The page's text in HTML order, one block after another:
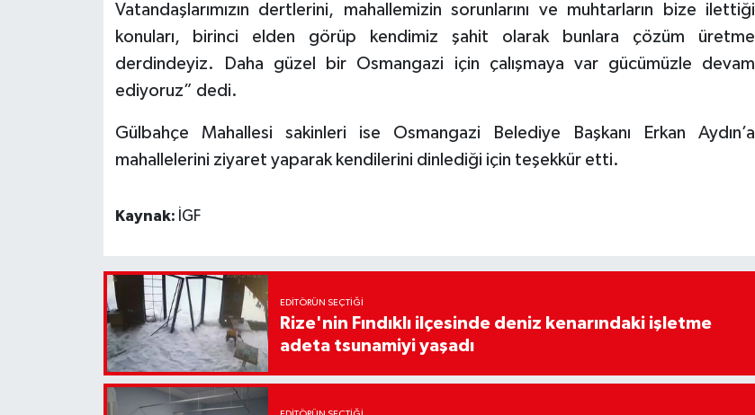
Vatandaşlarımızın dertlerini, mahallemizin sorunlarını ve muhtarların bize ilettiği
konuları, birinci elden görüp kendimiz şahit olarak bunlara çözüm üretme
derdindeyiz. Daha güzel bir Osmangazi için çalışmaya var gücümüzle devam
ediyoruz” dedi.
Gülbahçe Mahallesi sakinleri ise Osmangazi Belediye Başkanı Erkan Aydın’a
mahallelerini ziyaret yaparak kendilerini dinlediği için teşekkür etti.
Kaynak: İGF
EDITÖRÜN SEÇTIĞI
Rize'nin Fındıklı ilçesinde deniz kenarındaki işletme
adeta tsunamiyi yaşadı